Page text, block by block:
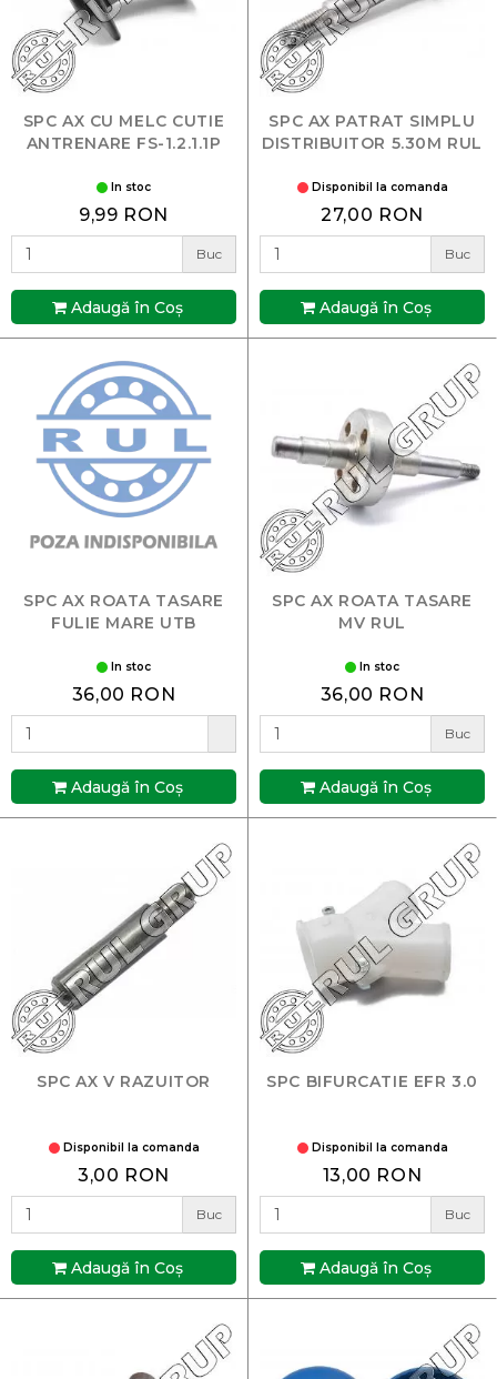
SPC AX CU MELC CUTIE
ANTRENARE FS-1.2.1.1P
In stoc
9,99 RON
Buc
Adaugă în Coş
SPC AX PATRAT SIMPLU
DISTRIBUITOR 5.30M RUL
Disponibil la comanda
27,00 RON
Buc
Adaugă în Coş
SPC AX ROATA TASARE
FULIE MARE UTB
In stoc
36,00 RON
Adaugă în Coş
SPC AX ROATA TASARE
MV RUL
In stoc
36,00 RON
Buc
Adaugă în Coş
SPC AX V RAZUITOR
Disponibil la comanda
3,00 RON
Buc
Adaugă în Coş
SPC BIFURCATIE EFR 3.0
Disponibil la comanda
13,00 RON
Buc
Adaugă în Coş